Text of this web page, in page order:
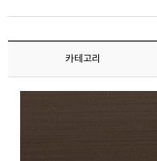
카테고리